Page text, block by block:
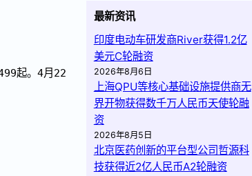
起。4月22
最新资讯
印度电动车研发商River获得1.2亿
美元C轮融资
2026年8月6日
上海QPU等核心基础设施提供商无
界开物获得数千万人民币天使轮融
资
2026年8月5日
北京医药创新的平台型公司哲源科
技获得近2亿人民币A2轮融资